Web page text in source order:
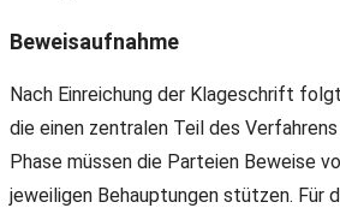
Beweisaufnahme
Nach Einreichung der Klageschrift
die einen zentralen Teil des
Phase müssen die Parteien Beweise
jeweiligen Behauptungen stützen. Für